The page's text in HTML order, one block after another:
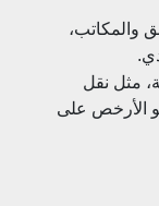
والمكاتب،
مثل نقل
الأرخص على